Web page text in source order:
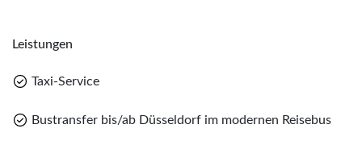
Leistungen
Taxi-Service
Bustransfer bis/ab Düsseldorf im modernen Reisebus